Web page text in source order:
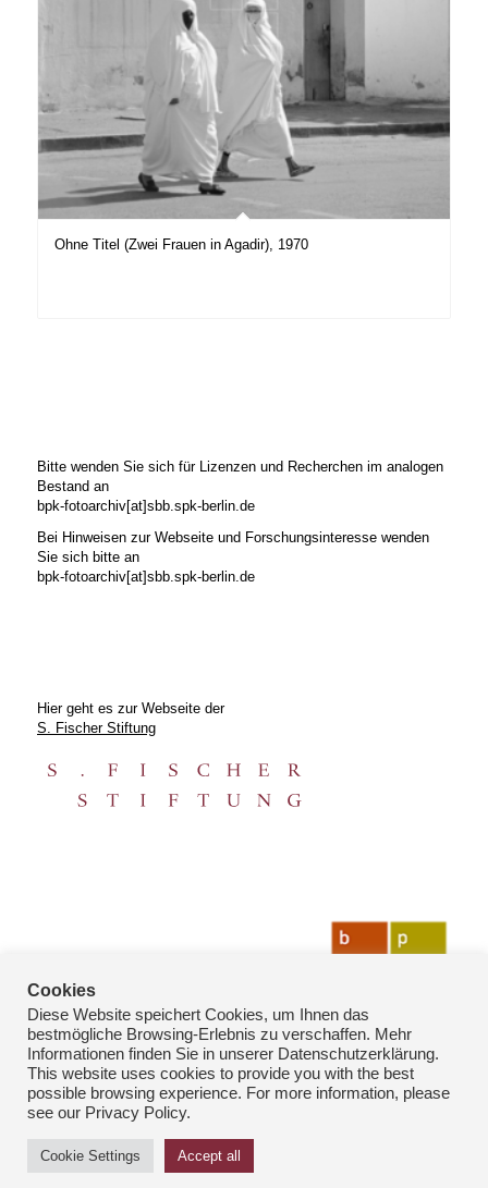
Ohne Titel (Zwei Frauen in Agadir), 1970
Bitte wenden Sie sich für Lizenzen und Recherchen im analogen
Bestand an
bpk-fotoarchiv[at]sbb.spk-berlin.de
Bei Hinweisen zur Webseite und Forschungsinteresse wenden
Sie sich bitte an
bpk-fotoarchiv[at]sbb.spk-berlin.de
Hier geht es zur Webseite der
S. Fischer Stiftung
© Copyright: bpk-Fotoarchiv 2026
Cookies
Diese Website speichert Cookies, um Ihnen das
bestmögliche Browsing-Erlebnis zu verschaffen. Mehr
Informationen finden Sie in unserer Datenschutzerklärung.
This website uses cookies to provide you with the best
possible browsing experience. For more information, please
see our Privacy Policy.
Cookie Settings Accept all